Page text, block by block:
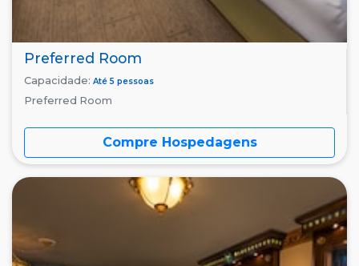
Preferred Room
Capacidade: Até 5 pessoas
Preferred Room
Compre Hospedagens